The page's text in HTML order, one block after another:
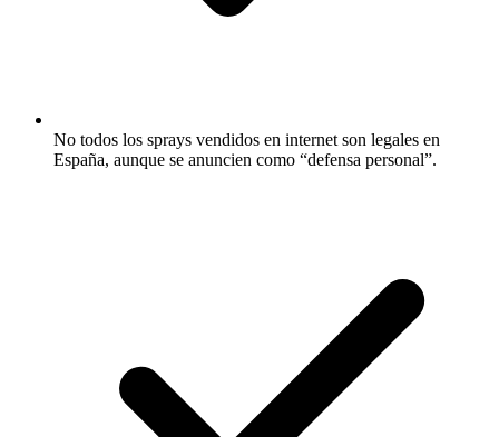
No todos los sprays vendidos en internet son legales en
España, aunque se anuncien como “defensa personal”.